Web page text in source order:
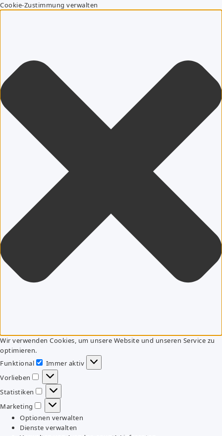
Cookie-Zustimmung verwalten
Wir verwenden Cookies, um unsere Website und unseren Service zu
optimieren.
Funktional
Funktional
Immer aktiv
Vorlieben
Vorlieben
Statistiken
Statistiken
Marketing
Marketing
Optionen verwalten
Dienste verwalten